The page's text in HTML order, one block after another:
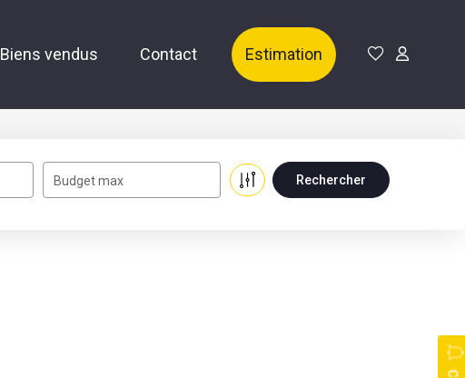
Biens vendus Contact Estimation
Budget max